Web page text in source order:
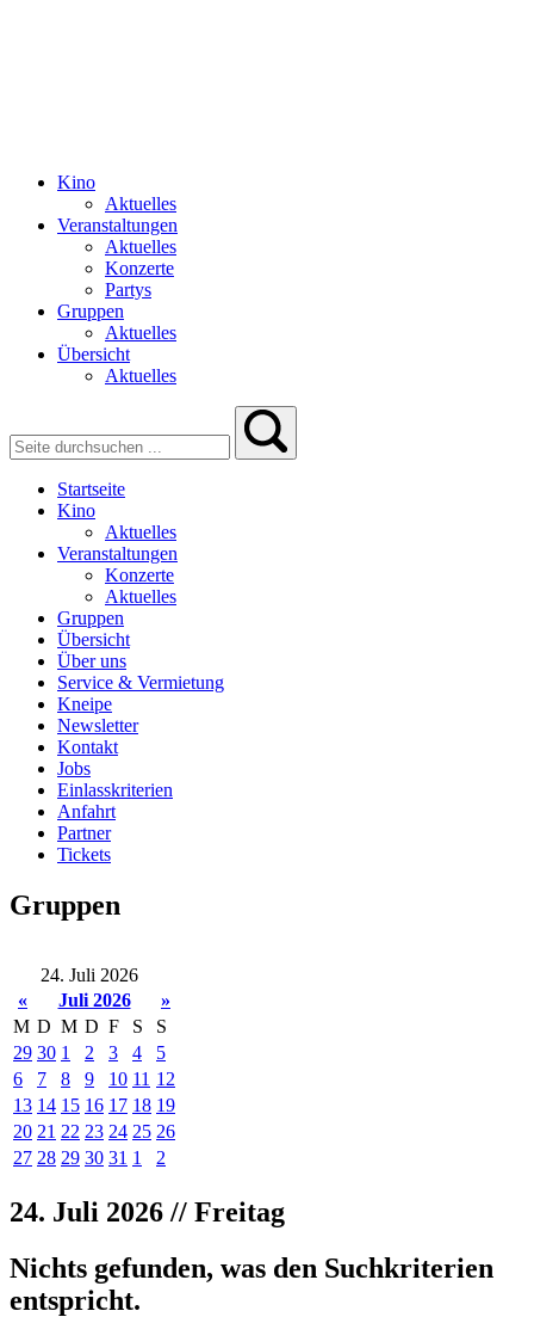
Kino
Aktuelles
Veranstaltungen
Aktuelles
Konzerte
Partys
Gruppen
Aktuelles
Übersicht
Aktuelles
Startseite
Kino
Aktuelles
Veranstaltungen
Konzerte
Aktuelles
Gruppen
Übersicht
Über uns
Service & Vermietung
Kneipe
Newsletter
Kontakt
Jobs
Einlasskriterien
Anfahrt
Partner
Tickets
Gruppen
24. Juli 2026
«
Juli 2026
»
M D M D F S
S
29 30 1 2 3 4
5
6
7 8 9 10 11 12
13 14 15 16 17 18 19
20 21 22 23 24 25 26
27 28 29 30 31 1 2
24. Juli 2026 // Freitag
Nichts gefunden, was den Suchkriterien
entspricht.